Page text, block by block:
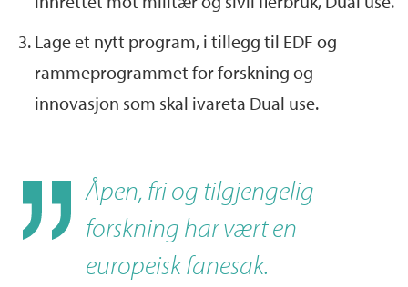
Lage et nytt program, i tillegg til EDF og
rammeprogrammet for forskning og
innovasjon som skal ivareta Dual use.
Åpen, fri og tilgjengelig
forskning har vært en
europeisk fanesak.